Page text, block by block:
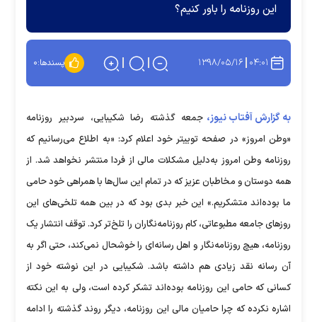
این روزنامه را باور کنیم؟
۰۴:۰۱ ۱۳۹۸/۰۵/۱۶ پسندها:۰
به گزارش آفتاب نیوز، جمعه گذشته رضا شکیبایی، سردبیر روزنامه
«وطن امروز» در صفحه توییتر خود اعلام کرد: «به اطلاع می‌رسانیم که
روزنامه وطن امروز به‌دلیل مشکلات مالی از فردا منتشر نخواهد شد. از
همه دوستان و مخاطبان عزیز که در تمام این سال‌ها با همراهی خود حامی
ما بوده‌اند متشکریم.» این خبر بدی بود که در بین همه تلخی‌های این
روزهای جامعه مطبوعاتی، کام روزنامه‌نگاران را تلخ‌تر کرد. توقف انتشار یک
روزنامه، هیچ روزنامه‌نگار و اهل رسانه‌ای را خوشحال نمی‌کند، حتی اگر به
آن رسانه نقد زیادی هم داشته باشد. شکیبایی در این نوشته خود از
کسانی که حامی این روزنامه بوده‌اند تشکر کرده است، ولی به این نکته
اشاره نکرده که چرا حامیان مالی این روزنامه، دیگر روند گذشته را ادامه